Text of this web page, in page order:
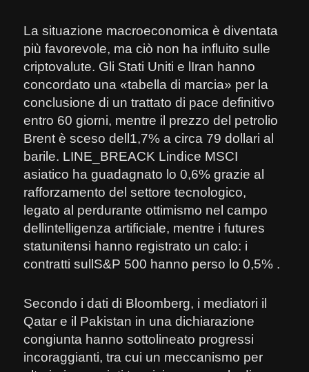
La situazione macroeconomica è diventata
più favorevole, ma ciò non ha influito sulle
criptovalute. Gli Stati Uniti e lIran hanno
concordato una «tabella di marcia» per la
conclusione di un trattato di pace definitivo
entro 60 giorni, mentre il prezzo del petrolio
Brent è sceso dell1,7% a circa 79 dollari al
barile. LINE_BREACK Lindice MSCI
asiatico ha guadagnato lo 0,6% grazie al
rafforzamento del settore tecnologico,
legato al perdurante ottimismo nel campo
dellintelligenza artificiale, mentre i futures
statunitensi hanno registrato un calo: i
contratti sullS&P 500 hanno perso lo 0,5% .
Secondo i dati di Bloomberg, i mediatori il
Qatar e il Pakistan in una dichiarazione
congiunta hanno sottolineato progressi
incoraggianti, tra cui un meccanismo per